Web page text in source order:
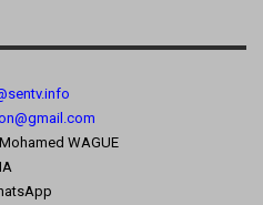
info
WAGUE